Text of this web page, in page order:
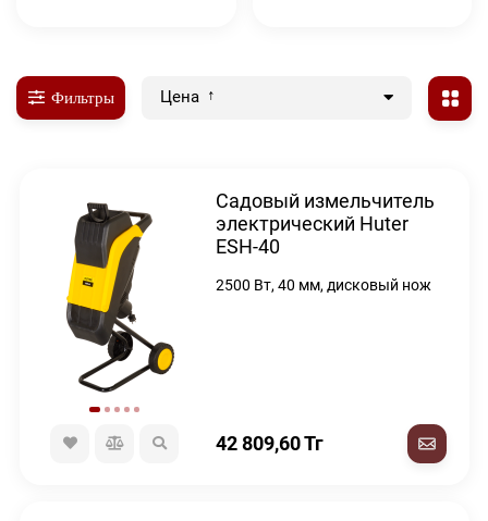
Фильтры Цена
Садовый измельчитель
электрический Huter
ESH-40
2500 Вт, 40 мм, дисковый нож
42 809,60Тг